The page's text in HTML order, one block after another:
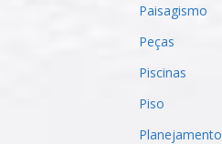
Paisagismo
Peças
Piscinas
Piso
Planejamento